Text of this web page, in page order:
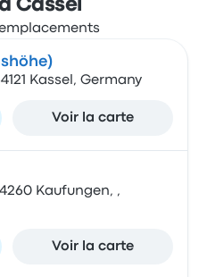
Cassel
Kassel, Germany
Voir la carte
Kaufungen, ,
Voir la carte